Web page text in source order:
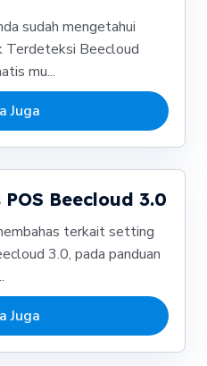
sudah mengetahui
Terdeteksi Beecloud
mu...
Juga
Beecloud 3.0
terkait setting
3.0, pada panduan
Juga